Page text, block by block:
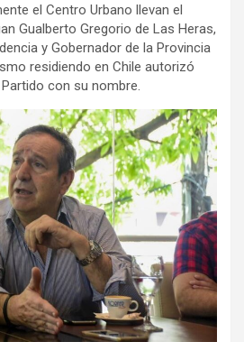
el Centro Urbano llevan el
Gualberto Gregorio de Las Heras,
y Gobernador de la Provincia
residiendo en Chile autorizó
con su nombre.